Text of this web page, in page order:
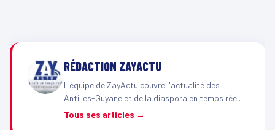
RÉDACTION ZAYACTU
L'équipe de ZayActu couvre l'actualité des
Antilles-Guyane et de la diaspora en temps réel.
Tous ses articles →